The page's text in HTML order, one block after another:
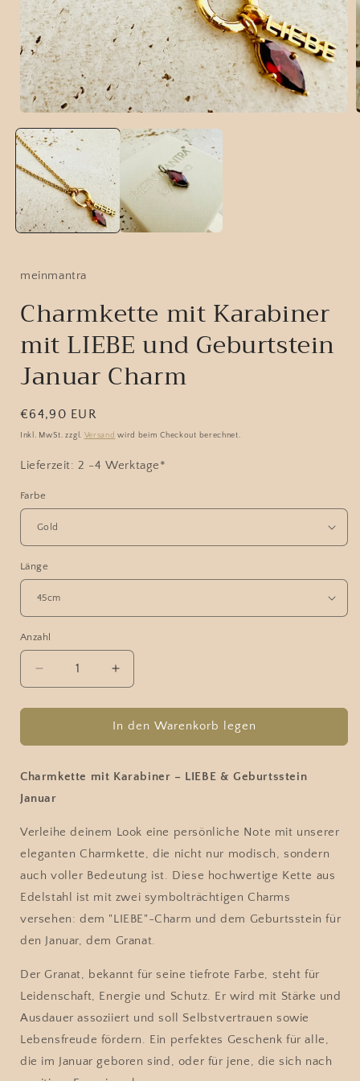
1
in
Modal
öffnen
meinmantra
Charmkette mit Karabiner
mit LIEBE und Geburtstein
Januar Charm
Normaler
Preis
€64,90 EUR
Inkl. MwSt. zzgl. Versand wird beim Checkout berechnet.
Lieferzeit: 2 -4 Werktage*
Farbe
Länge
Anzahl
Verringere
die
Menge
Charmkette
Karabiner
mit
und
Januar
Charm
Erhöhe
die
Menge
für
Charmkette
Karabiner
und
Geburtstein
Januar
Charm
In den Warenkorb legen
Charmkette mit Karabiner – LIEBE & Geburtsstein
Januar
Verleihe deinem Look eine persönliche Note mit unserer
eleganten Charmkette, die nicht nur modisch, sondern
auch voller Bedeutung ist. Diese hochwertige Kette aus
Edelstahl ist mit zwei symbolträchtigen Charms
versehen: dem "LIEBE"-Charm und dem Geburtsstein für
den Januar, dem Granat.
Der Granat, bekannt für seine tiefrote Farbe, steht für
Leidenschaft, Energie und Schutz. Er wird mit Stärke und
Ausdauer assoziiert und soll Selbstvertrauen sowie
Lebensfreude fördern. Ein perfektes Geschenk für alle,
die im Januar geboren sind, oder für jene, die sich nach